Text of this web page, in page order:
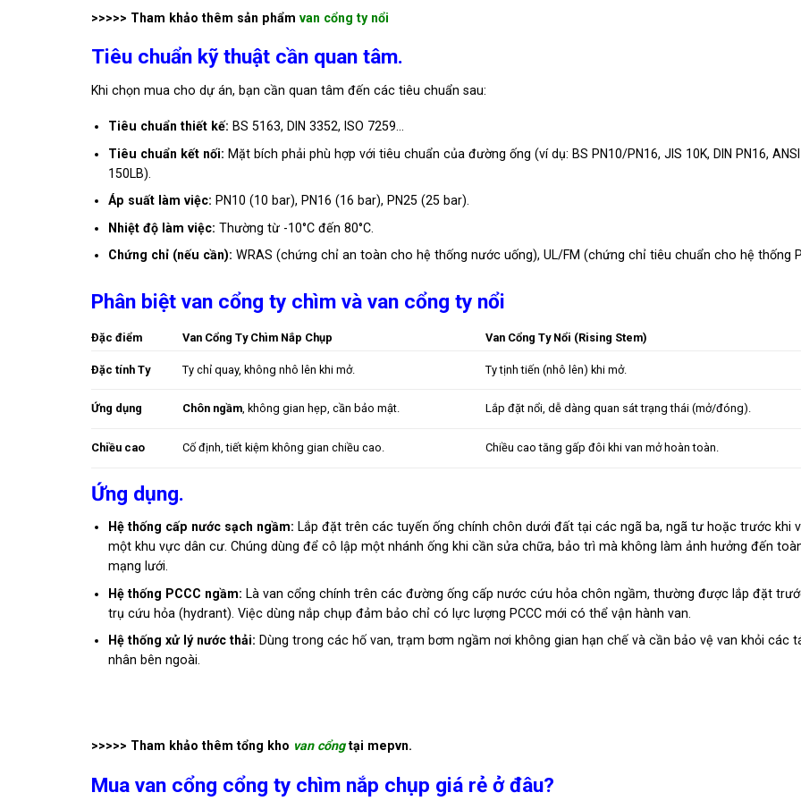
>>>>> Tham khảo thêm sản phẩm van cổng ty nổi
Tiêu chuẩn kỹ thuật cần quan tâm.
Khi chọn mua cho dự án, bạn cần quan tâm đến các tiêu chuẩn sau:
Tiêu chuẩn thiết kế: BS 5163, DIN 3352, ISO 7259…
Tiêu chuẩn kết nối: Mặt bích phải phù hợp với tiêu chuẩn của đường ống (ví dụ: BS PN10/PN16, JIS 10K, DIN PN16, ANSI
150LB).
Áp suất làm việc: PN10 (10 bar), PN16 (16 bar), PN25 (25 bar).
Nhiệt độ làm việc: Thường từ -10°C đến 80°C.
Chứng chỉ (nếu cần): WRAS (chứng chỉ an toàn cho hệ thống nước uống), UL/FM (chứng chỉ tiêu chuẩn cho hệ thống
Phân biệt van cổng ty chìm và van cổng ty nổi
Đặc điểm Van Cổng Ty Chìm Nắp Chụp Van Cổng Ty Nổi (Rising Stem)
Đặc tính Ty Ty chỉ quay, không nhô lên khi mở. Ty tịnh tiến (nhô lên) khi mở.
Ứng dụng Chôn ngầm , không gian hẹp, cần bảo mật. Lắp đặt nổi, dễ dàng quan sát trạng thái (mở/đóng).
Chiều cao Cố định, tiết kiệm không gian chiều cao. Chiều cao tăng gấp đôi khi van mở hoàn toàn.
Ứng dụng.
Hệ thống cấp nước sạch ngầm: Lắp đặt trên các tuyến ống chính chôn dưới đất tại các ngã ba, ngã tư hoặc trước khi
một khu vực dân cư. Chúng dùng để cô lập một nhánh ống khi cần sửa chữa, bảo trì mà không làm ảnh hưởng đến
mạng lưới.
Hệ thống PCCC ngầm: Là van cổng chính trên các đường ống cấp nước cứu hỏa chôn ngầm, thường được lắp đặt
trụ cứu hỏa (hydrant). Việc dùng nắp chụp đảm bảo chỉ có lực lượng PCCC mới có thể vận hành van.
Hệ thống xử lý nước thải: Dùng trong các hố van, trạm bơm ngầm nơi không gian hạn chế và cần bảo vệ van khỏi các
nhân bên ngoài.
>>>>> Tham khảo thêm tổng kho van cổngtại mepvn.
Mua van cổng cổng ty chìm nắp chụp giá rẻ ở đâu?